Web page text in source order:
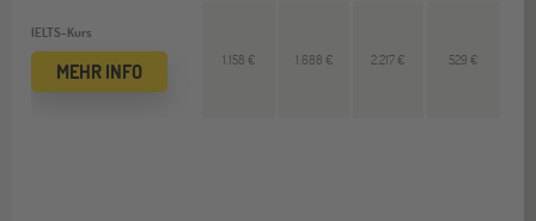
IELTS-Kurs
MEHR INFO 1.158 € 1.688 € 2.217 € 529 €